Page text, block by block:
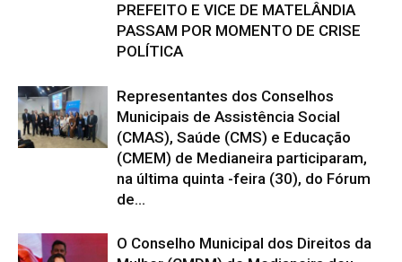
PREFEITO E VICE DE MATELÂNDIA
PASSAM POR MOMENTO DE CRISE
POLÍTICA
Representantes dos Conselhos
Municipais de Assistência Social
(CMAS), Saúde (CMS) e Educação
(CMEM) de Medianeira participaram,
na última quinta -feira (30), do Fórum
de...
O Conselho Municipal dos Direitos da